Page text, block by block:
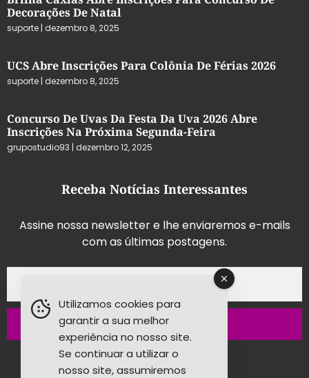
Decorações De Natal
suporte dezembro 8, 2025
UCS Abre Inscrições Para Colônia De Férias 2026
suporte dezembro 8, 2025
Concurso De Uvas Da Festa Da Uva 2026 Abre
Inscrições Na Próxima Segunda-Feira
grupostudio93 dezembro 12, 2025
Receba Notícias Interessantes
Assine nossa newsletter e lhe enviaremos e-mails
com as últimas postagens.
Inscrever-se
Utilizamos cookies para
garantir a sua melhor
experiência no nosso site.
Se continuar a utilizar o
nosso site, assumiremos